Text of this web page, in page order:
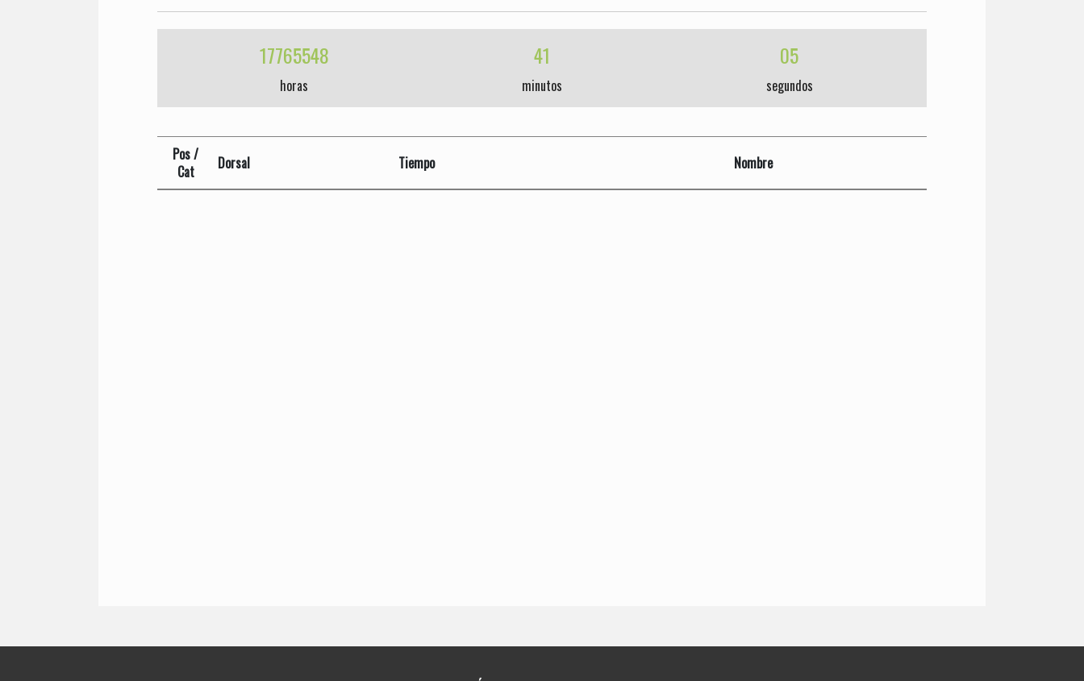
17765548
horas
41
minutos
05
segundos
Pos /
Cat
Dorsal Tiempo Nombre